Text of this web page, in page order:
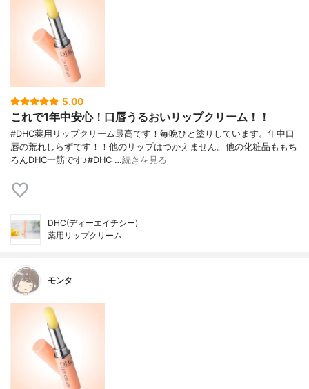
5.00
これで1年中安心！口唇うるおいリップクリーム！！
#DHC薬用リップクリーム最高です！毎晩ひと塗りしています。年中口
唇の荒れしらずです！！他のリップはつかえません。他の化粧品ももち
ろんDHC一筋です♪#DHC …続きを見る
DHC(ディーエイチシー)
薬用リップクリーム
モンタ